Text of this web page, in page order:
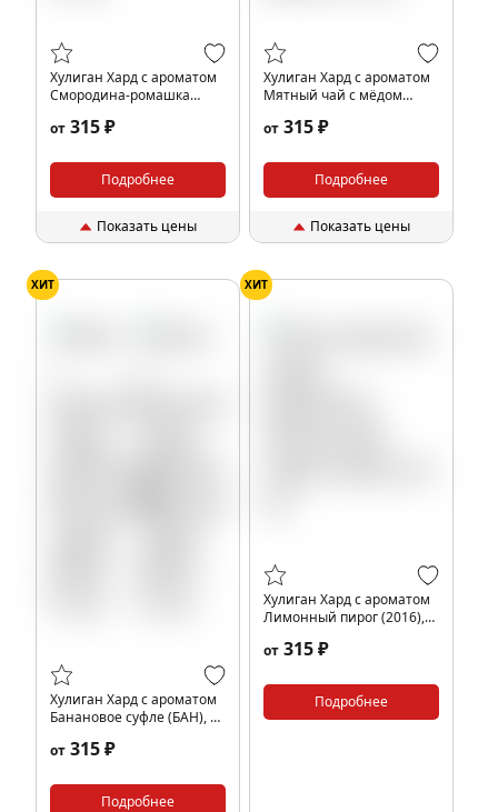
Хулиган Хард с ароматом
Смородина-ромашка
от 315 ₽
Подробнее
Показать цены
Хулиган Хард с ароматом
Мятный чай с мёдом
от 315 ₽
Подробнее
Показать цены
ХИТ
Хулиган Хард с ароматом
Банановое суфле (БАН), 25
от 315 ₽
Подробнее
ХИТ
Хулиган Хард с ароматом
Лимонный пирог (2016),
от 315 ₽
Подробнее